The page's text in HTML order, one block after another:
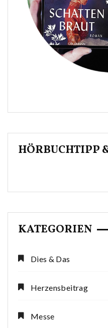
HÖRBUCHTIPP
KATEGORIEN
Dies & Das
Herzensbeitrag
Messe